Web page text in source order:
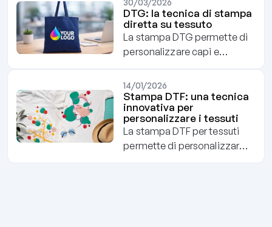
offre una soluzione elegante
e riutilizzabile.
resistente e versatile, trova
impiego tra moda, arredo e
packaging. Scopri
caratteristiche, tipologie e
senza tempo.
30/03/2026
DTG: la tecnica di stampa
diretta su tessuto
La stampa DTG permette di
personalizzare capi e
immagini nitide, dettagliate
e dall’effetto morbido al
tatto. Versatile e
conveniente, è ideale
soprattutto sul cotone e si
distingue per resa
14/01/2026
Stampa DTF: una tecnica
innovativa per
personalizzare i tessuti
La stampa DTF per tessuti
permette di personalizzare